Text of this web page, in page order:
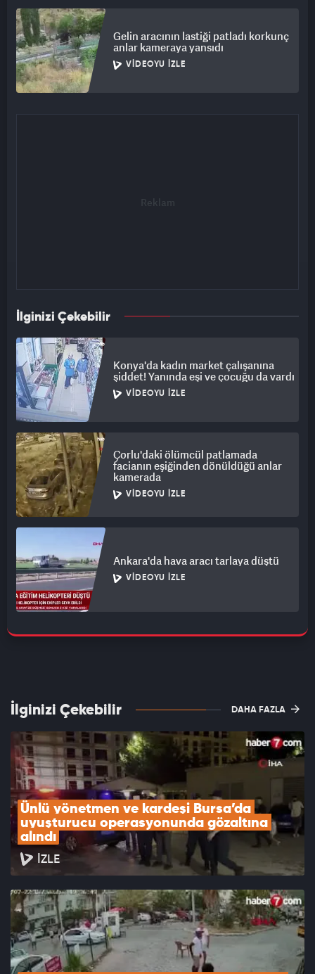
Gelin aracının lastiği patladı korkunç
anlar kameraya yansıdı
VIDEOYU İZLE
İlginizi Çekebilir
Konya'da kadın market çalışanına
şiddet! Yanında eşi ve çocuğu da vardı
VIDEOYU İZLE
Çorlu'daki ölümcül patlamada
facianın eşiğinden dönüldüğü anlar
kamerada
VIDEOYU İZLE
Ankara'da hava aracı tarlaya düştü
VIDEOYU İZLE
İlginizi Çekebilir DAHA FAZLA
Ünlü yönetmen ve kardeşi Bursa’da
uyuşturucu operasyonunda gözaltına
alındı
İZLE